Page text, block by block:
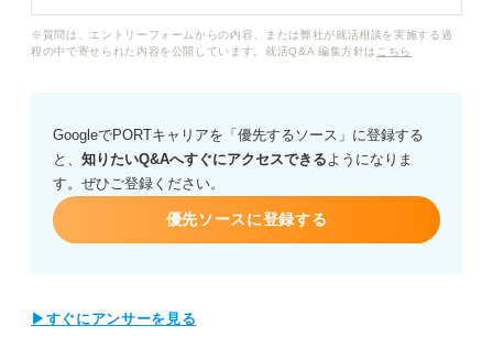
ば知りたいです。
図書館業界の最新の雇用動向と、限られた正規採用の枠
を勝ち取るために必要な心構えや具体的な準備について
アドバイスをお願いします。
※質問は、エントリーフォームからの内容、または弊社が就活相談を実施する過
程の中で寄せられた内容を公開しています。就活Q&A 編集方針は こちら
GoogleでPORTキャリアを「優先するソース」に登録する
と、 知りたいQ&Aへすぐにアクセスできるようになりま
す。ぜひご登録ください。
優先ソースに登録する
▶すぐにアンサーを見る